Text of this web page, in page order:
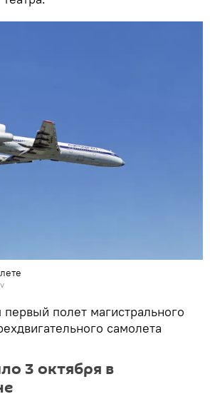
полет магистрального
самолета
3 октября в